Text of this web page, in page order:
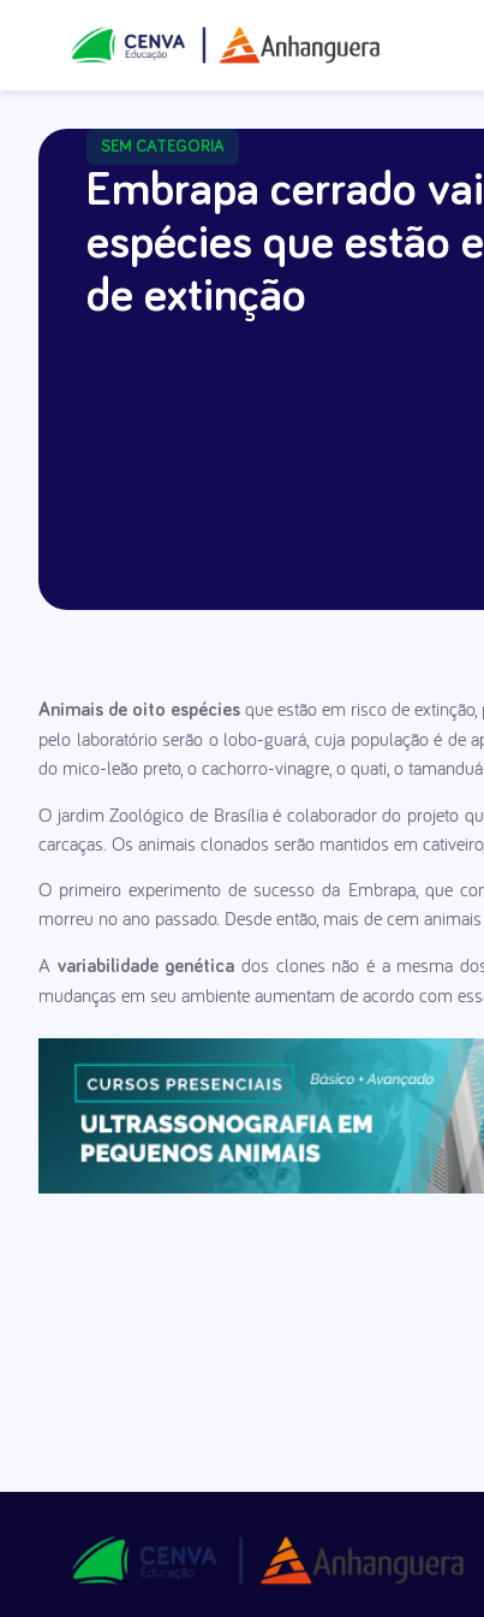
SEM CATEGORIA
Embrapa cerrado
espécies que estão
de extinção
Animais de oito espécies que estão em risco de
pelo laboratório serão o lobo-guará, cuja população é de
do mico-leão preto, o cachorro-vinagre, o quati, o
O jardim Zoológico de Brasília é colaborador do projeto
carcaças. Os animais clonados serão mantidos em
O primeiro experimento de sucesso da Embrapa, que
morreu no ano passado. Desde então, mais de cem
A variabilidade genética dos clones não é a mesma
mudanças em seu ambiente aumentam de acordo com